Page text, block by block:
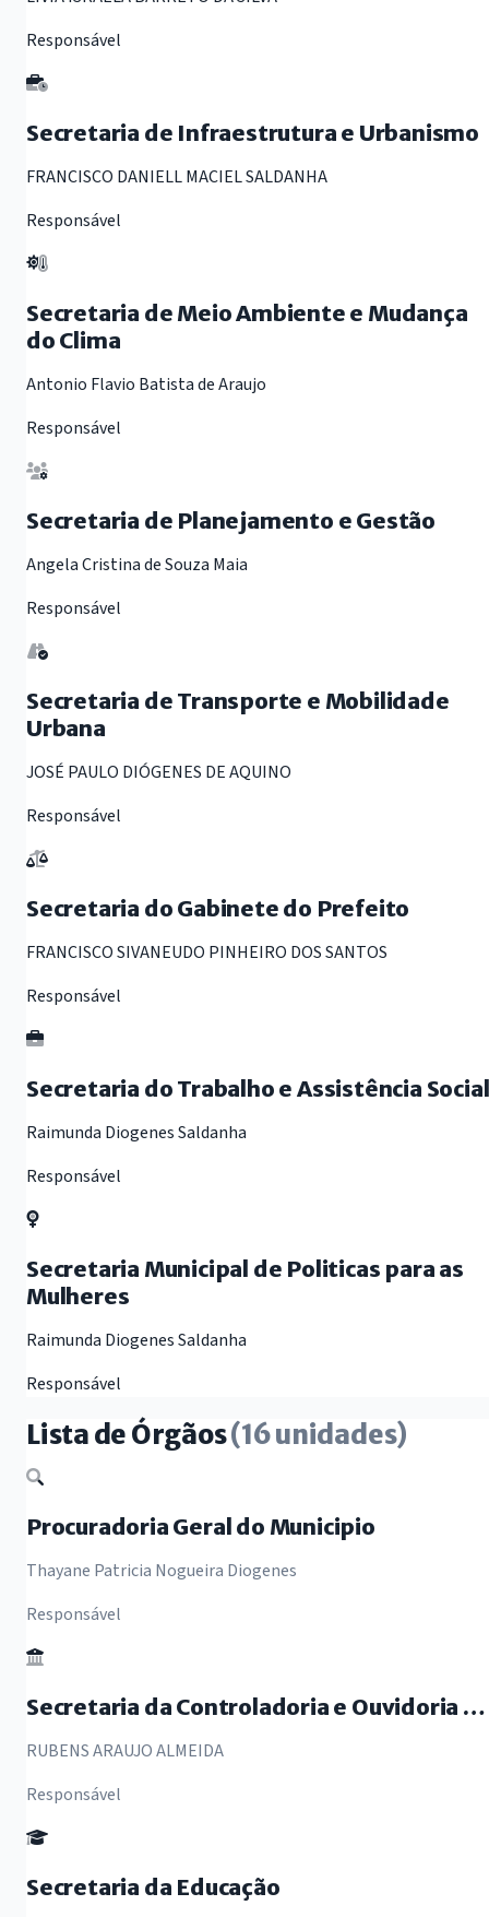
Responsável
Secretaria de Infraestrutura e Urbanismo
FRANCISCO DANIELL MACIEL SALDANHA
Responsável
Secretaria de Meio Ambiente e Mudança
do Clima
Antonio Flavio Batista de Araujo
Responsável
Secretaria de Planejamento e Gestão
Angela Cristina de Souza Maia
Responsável
Secretaria de Transporte e Mobilidade
Urbana
JOSÉ PAULO DIÓGENES DE AQUINO
Responsável
Secretaria do Gabinete do Prefeito
FRANCISCO SIVANEUDO PINHEIRO DOS SANTOS
Responsável
Secretaria do Trabalho e Assistência Social
Raimunda Diogenes Saldanha
Responsável
Secretaria Municipal de Politicas para as
Mulheres
Raimunda Diogenes Saldanha
Responsável
Lista de Órgãos(16 unidades)
Procuradoria Geral do Municipio
Thayane Patricia Nogueira Diogenes
Responsável
Secretaria da Controladoria e Ouvidoria Geral
RUBENS ARAUJO ALMEIDA
Responsável
Secretaria da Educação